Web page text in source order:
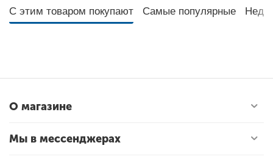
С этим товаром покупают Самые популярные
О магазине
Мы в мессенджерах